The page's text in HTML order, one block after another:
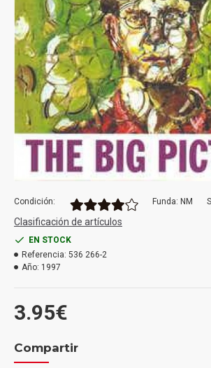
3.95€
Condición: Funda: NM
Clasificación de artículos
EN STOCK
Referencia: 536 266-2
Año: 1997
Compartir